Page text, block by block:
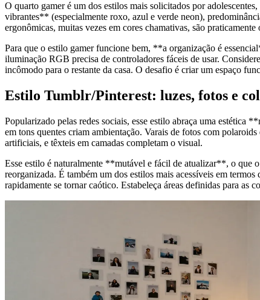
O quarto gamer é um dos estilos mais solicitados por
vibrantes** (especialmente roxo, azul e verde neon),
ergonômicas, muitas vezes em cores chamativas, são praticamente
Para que o estilo gamer funcione bem, **a organização é
iluminação RGB precisa de controladores fáceis de usar.
incômodo para o restante da casa. O desafio é criar um espaço
Estilo Tumblr/Pinterest: luzes, fotos e
Popularizado pelas redes sociais, esse estilo abraça uma
em tons quentes criam ambientação. Varais de fotos com
artificiais, e têxteis em camadas completam o visual.
Esse estilo é naturalmente **mutável e fácil de atualizar**, o que
reorganizada. É também um dos estilos mais acessíveis em
rapidamente se tornar caótico. Estabeleça áreas definidas para as